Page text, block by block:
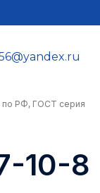
по РФ, ГОСТ серия
10-8